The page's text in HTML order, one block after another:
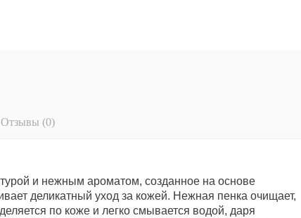
Отзывы (0)
и нежным ароматом, созданное на основе
деликатный уход за кожей. Нежная пенка очищает,
по коже и легко смывается водой, даря